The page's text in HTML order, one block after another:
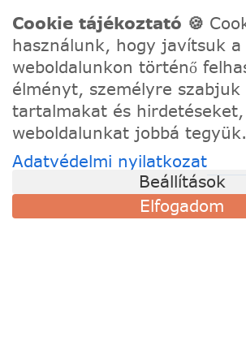
Ügyfélszolgálati e-mail:
Egyedi képes számfestőkkel
egyedi@festede.hu
Facebook Messenger
Csatlakozz 19.000 fős
Cookie tájékoztató 🍪
használunk, hogy javítsuk a
weboldalunkon történő
élményt, személyre szabjuk
tartalmakat és
weboldalunkat jobbá tegyük.
Adatvédelmi nyilatkozat
Beállítások
Elfogadom